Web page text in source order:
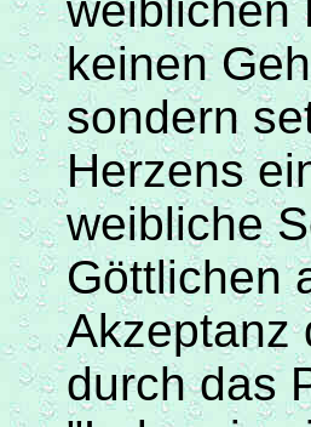
keinen
sondern
Herzens
weibliche
Göttlichen
Akzeptanz
durch das